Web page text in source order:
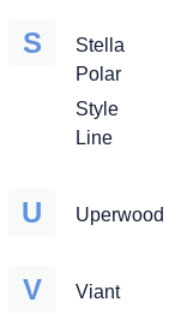
S
Stella
Polar
Style
Line
U Uperwood
V
Viant